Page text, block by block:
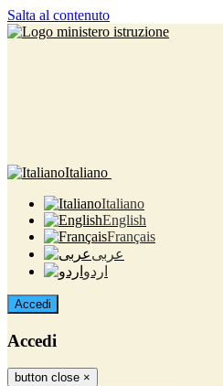
Salta al contenuto
Italiano
Italiano
English
Français
عربى
اردو
Accedi
Accedi
button close ×